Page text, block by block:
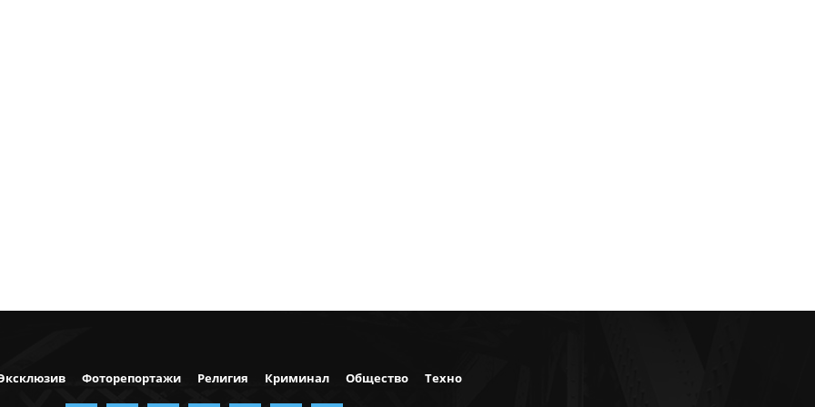
Фоторепортажи Религия Криминал Общество Техно